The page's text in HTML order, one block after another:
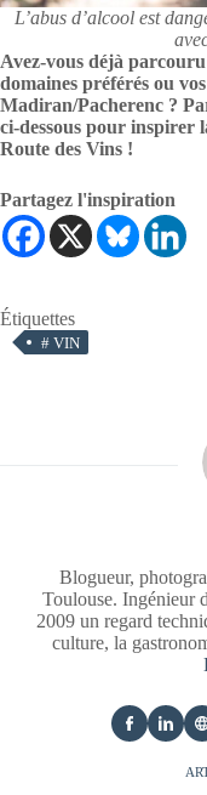
L’abus d’alcool est
Avez-vous déjà
domaines préférés ou
Madiran/Pacherenc ?
ci-dessous pour inspirer
Route des Vins !
Partagez l'inspiration
Étiquettes
# VIN
Blogueur,
Toulouse. Ingénieur
2009 un regard
culture, la